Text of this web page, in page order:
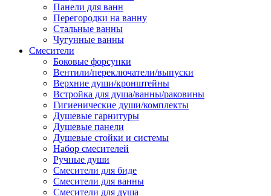
Панели для ванн
Перегородки на ванну
Стальные ванны
Чугунные ванны
Смесители
Боковые форсунки
Вентили/переключатели/выпуски
Верхние души/кронштейны
Встройка для душа/ванны/раковины
Гигиенические души/комплекты
Душевые гарнитуры
Душевые панели
Душевые стойки и системы
Набор смесителей
Ручные души
Смесители для биде
Смесители для ванны
Смесители для душа